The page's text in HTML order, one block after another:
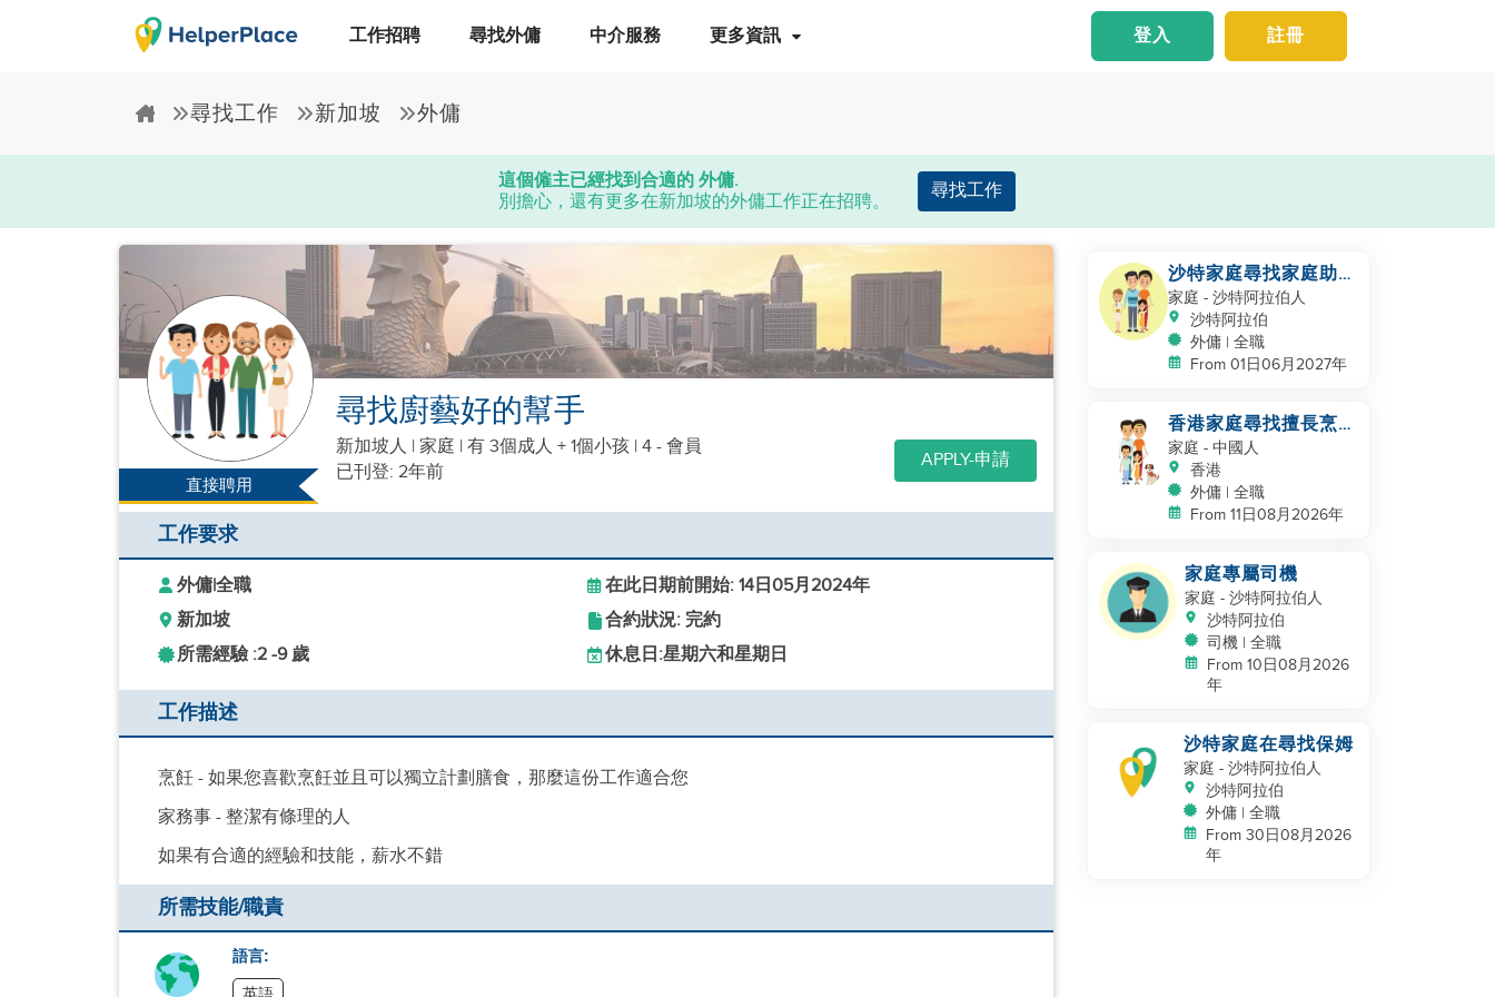
工作招聘 尋找外傭 中介服務 更多資訊 註冊
登入
尋找工作 新加坡 外傭
這個僱主已經找到合適的 外傭.
別擔心，還有更多在新加坡的外傭工作正在招聘。
尋找工作
直接聘用
尋找廚藝好的幫手
新加坡人 | 家庭 | 有 3個成人 + 1個小孩 | 4 - 會員
已刊登: 2年前
APPLY-申請
工作要求
外傭|全職
在此日期前開始: 14日05月2024年
新加坡
合約狀況: 完約
所需經驗 :2 -9 歲 休息日:星期六和星期日
工作描述
烹飪 - 如果您喜歡烹飪並且可以獨立計劃膳食，那麼這份工作適合您
家務事 - 整潔有條理的人
如果有合適的經驗和技能，薪水不錯
所需技能/職責
語言:
沙特家庭尋找家庭助
理，保姆
家庭 - 沙特阿拉伯人
沙特阿拉伯
外傭 | 全職
From 01日06月2027年
香港家庭尋找擅長烹飪
的幫手
家庭 - 中國人
香港
外傭 | 全職
From 11日08月2026年
家庭專屬司機
家庭 - 沙特阿拉伯人
沙特阿拉伯
司機 | 全職
From 10日08月2026
年
沙特家庭在尋找保姆
家庭 - 沙特阿拉伯人
沙特阿拉伯
外傭 | 全職
From 30日08月2026
年